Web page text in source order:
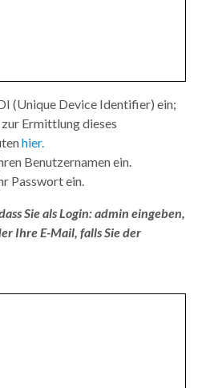
(Unique Device Identifier) ein;
Ermittlung dieses
hier.
Benutzernamen ein.
Passwort ein.
Sie als Login: admin eingeben,
Ihre E-Mail, falls Sie der